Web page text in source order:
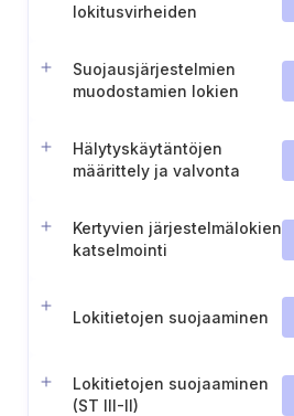
lokitusvirheiden
Suojausjärjestelmien
muodostamien lokien
Hälytyskäytäntöjen
määrittely ja valvonta
Kertyvien järjestelmälokien
katselmointi
Lokitietojen suojaaminen
Lokitietojen suojaaminen
(ST III-II)